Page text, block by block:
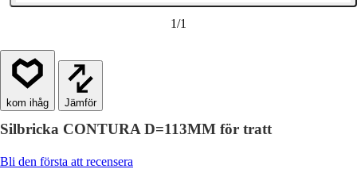
1/1
Jämför
Silbricka CONTURA D=113MM för tratt
Bli den första att recensera